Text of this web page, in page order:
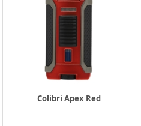
Colibri Apex Red